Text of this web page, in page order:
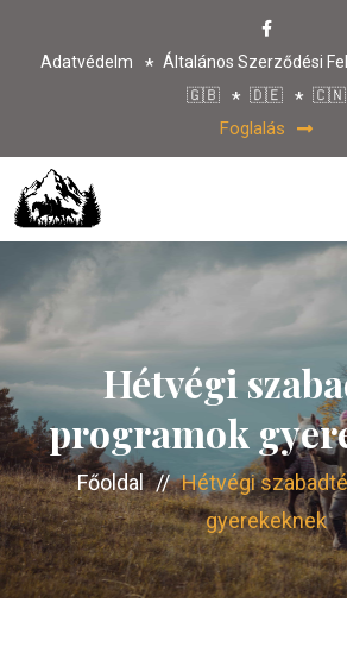
Adatvédelm Általános Szerződési
🇬🇧
🇩🇪 🇨🇳
Foglalás
Hétvégi
programok
Főoldal // Hétvégi
gyerekeknek